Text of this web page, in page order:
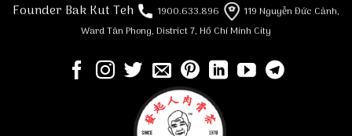
Founder Bak Kut Teh
1900.633.896
119 Nguyễn Đức Cảnh,
Ward Tân Phong, District 7, Hồ Chí Minh City